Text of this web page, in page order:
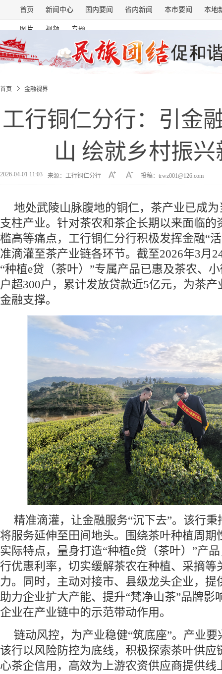
首页 新闻中心 国内要闻 省内新闻 本市要闻 本地
图片 视频 专题
首页 金融视界
工行铜仁分行：引金
山 绘就乡村振
2026-04-01 11:03 来源：工行铜仁分行 投稿：trwz001@126.com
地处武陵山脉腹地的铜仁，茶产业已成
支柱产业。针对茶农和茶企长期以来面临的
槛高等痛点，工行铜仁分行积极发挥金融“
准滴灌至茶产业链各环节。截至2026年3月
“种植e贷（茶叶）”专属产品已惠及茶农、
户超300户，累计发放贷款近5亿元，为茶
金融支撑。
精准滴灌，让金融服务“沉下去”。该行秉
将服务延伸至田间地头。围绕茶叶种植周期
实际特点，量身打造“种植e贷（茶叶）”产
行优惠利率，切实缓解茶农在种植、采摘等
力。同时，主动对接市、县级龙头企业，提
助力企业扩大产能、提升“梵净山茶”品牌影
企业在产业链中的示范带动作用。
链动风控，为产业稳健“筑底座”。产业
该行以风险防控为底线，积极探索茶叶供应
心茶企信用，高效为上游农资供应商提供线